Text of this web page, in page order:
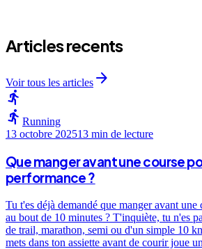
Articles recents
Voir tous les articles arrow_forward
directions_run
directions_run Running
13 octobre 202513 min de lecture
Que manger avant une course
performance ?
Tu t'es déjà demandé que manger avant une
au bout de 10 minutes ? T'inquiète, tu n'es
de trail, marathon, semi ou d'un simple 10
mets dans ton assiette avant de courir joue